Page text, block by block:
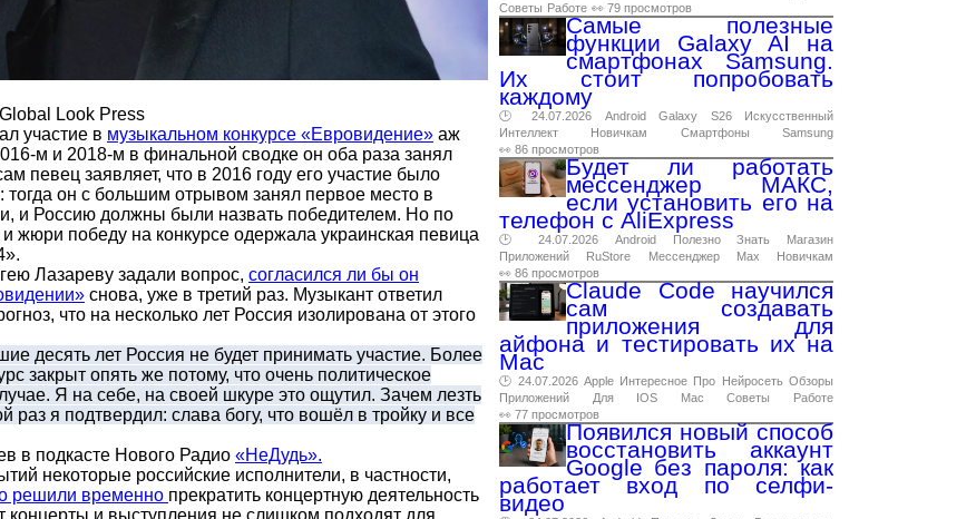
Look Press
участие в музыкальном конкурсе «Евровидение» аж
м и 2018-м в финальной сводке он оба раза занял
певец заявляет, что в 2016 году его участие было
он с большим отрывом занял первое место в
и Россию должны были назвать победителем. Но по
жюри победу на конкурсе одержала украинская певица
Лазареву задали вопрос, согласился ли бы он
снова, уже в третий раз. Музыкант ответил
что на несколько лет Россия изолирована от этого
десять лет Россия не будет принимать участие. Более
закрыт опять же потому, что очень политическое
Я на себе, на своей шкуре это ощутил. Зачем лезть
раз я подтвердил: слава богу, что вошёл в тройку и все
в подкасте Нового Радио «НеДудь».
некоторые российские исполнители, в частности,
решили временно прекратить концертную деятельность
и выступления не слишком подходят для
Советы Работе 👀 79 просмотров
Самые полезные
функции Galaxy AI на
смартфонах Samsung.
Их стоит попробовать
каждому
🕑 24.07.2026 Android Galaxy S26
Искусственный
Интеллект
Новичкам Смартфоны
Samsung
👀 86 просмотров
Будет ли работать
мессенджер МАКС,
если установить его на
телефон с AliExpress
🕑 24.07.2026 Android Полезно Знать
Магазин
Приложений
RuStore Мессенджер Max
Новичкам
👀 86 просмотров
Claude Code научился
сам создавать
приложения для
айфона и тестировать их на
Mac
🕑 24.07.2026 Apple Интересное Про Нейросеть Обзоры
Приложений
Для IOS Mac Советы
Работе
👀 77 просмотров
Появился новый способ
восстановить аккаунт
Google без пароля: как
работает вход по селфи-
видео